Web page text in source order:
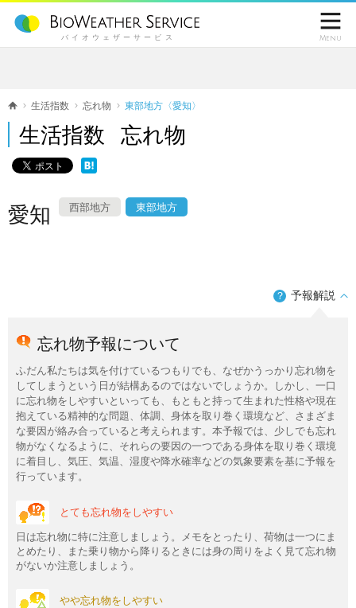
バイオウェザーサービス

Menu
生活指数 忘れ物 東部地方〈愛知〉
生活指数 忘れ物
愛知 西部地方 東部地方
？ 予報解説
忘れ物予報について
ふだん私たちは気を付けているつもりでも、なぜかうっかり忘れ物を
してしまうという日が結構あるのではないでしょうか。しかし、一口
に忘れ物をしやすいといっても、もともと持って生まれた性格や現在
抱えている精神的な問題、体調、身体を取り巻く環境など、さまざま
な要因が絡み合っていると考えられます。本予報では、少しでも忘れ
物がなくなるように、それらの要因の一つである身体を取り巻く環境
に着目し、気圧、気温、湿度や降水確率などの気象要素を基に予報を
行っています。
とても忘れ物をしやすい
日は忘れ物に特に注意しましょう。メモをとったり、荷物は一つにま
とめたり、また乗り物から降りるときには身の周りをよく見て忘れ物
がないか注意しましょう。
やや忘れ物をしやすい